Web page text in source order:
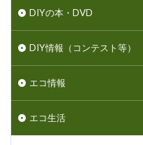
DIYの本・DVD
DIY情報（コンテスト等）
エコ情報
エコ生活